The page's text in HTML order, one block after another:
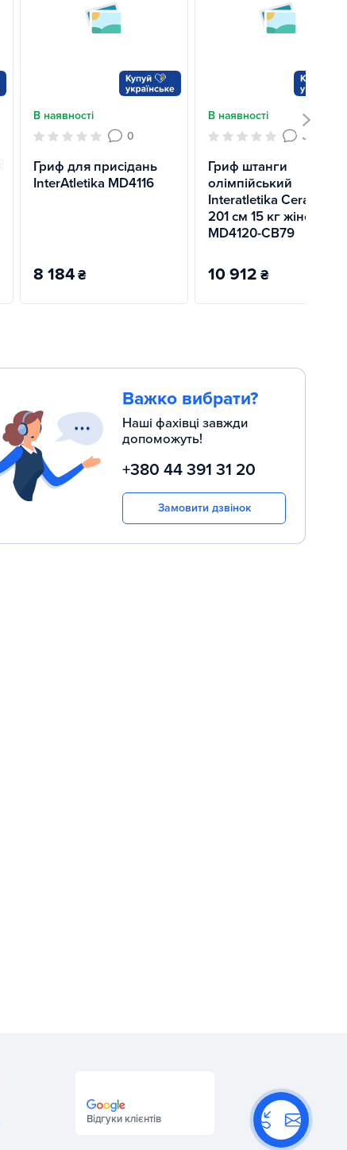
В наявності
0
Гриф для присідань
InterAtletika MD4116
8 184₴
В наявності
0
Гриф штанги
олімпійський
Interatletika Cerakote
201 см 15 кг жіночий
MD4120-CB79
10 912 ₴
Важко вибрати?
Наші фахівці завжди
допоможуть!
+380 44 391 31 20
Замовити дзвінок
Відгуки клієнтів